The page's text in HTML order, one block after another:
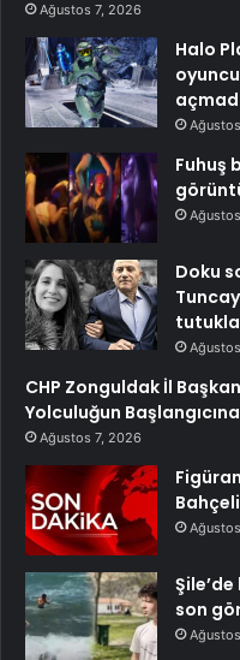
Ağustos 7, 2026
Halo
Fuhuş
Doku
CHP Zonguldak İl
Yolculuğun
Ağustos 7, 2026
son